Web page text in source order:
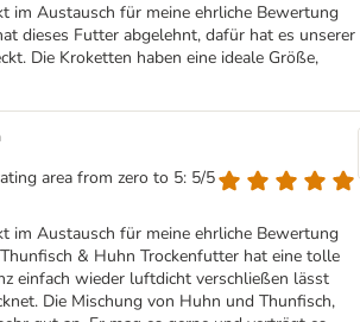
im Austausch für meine ehrliche Bewertung
dieses Futter abgelehnt, dafür hat es unserer
Die Kroketten haben eine ideale Größe,
area from zero to 5: 5/5
im Austausch für meine ehrliche Bewertung
& Huhn Trockenfutter hat eine tolle
einfach wieder luftdicht verschließen lässt
Die Mischung von Huhn und Thunfisch,